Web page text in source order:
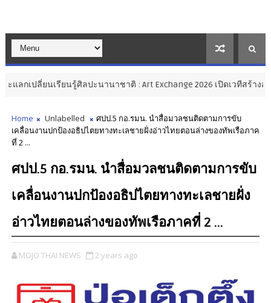
ศิลปะนานาชาติ : Art Exchange 2026 เปิดเวทีสร้างสรรค์ศิลปะไทยสู่
Home Unlabelled
ศปป.5 กอ.รมน. นำสื่อมวลชนติดตามการขับ
เคลื่อนงานปกป้องอธิปไตยทางทะเลชายฝั่งอ่าวไทยตอนล่างของทัพเรือภาค
ที่ 2 ...
ศปป.5 กอ.รมน. นำสื่อมวลชนติดตามการขับ
เคลื่อนงานปกป้องอธิปไตยทางทะเลชายฝั่ง
อ่าวไทยตอนล่างของทัพเรือภาคที่ 2 ...
MOJO THAI NEWS 2 years ago